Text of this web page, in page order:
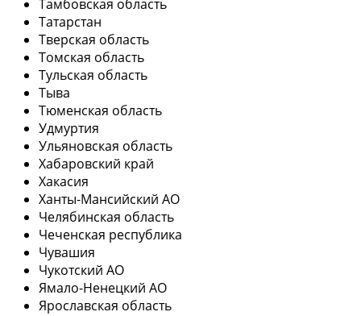
Тамбовская область
Татарстан
Тверская область
Томская область
Тульская область
Тыва
Тюменская область
Удмуртия
Ульяновская область
Хабаровский край
Хакасия
Ханты-Мансийский АО
Челябинская область
Чеченская республика
Чувашия
Чукотский АО
Ямало-Ненецкий АО
Ярославская область